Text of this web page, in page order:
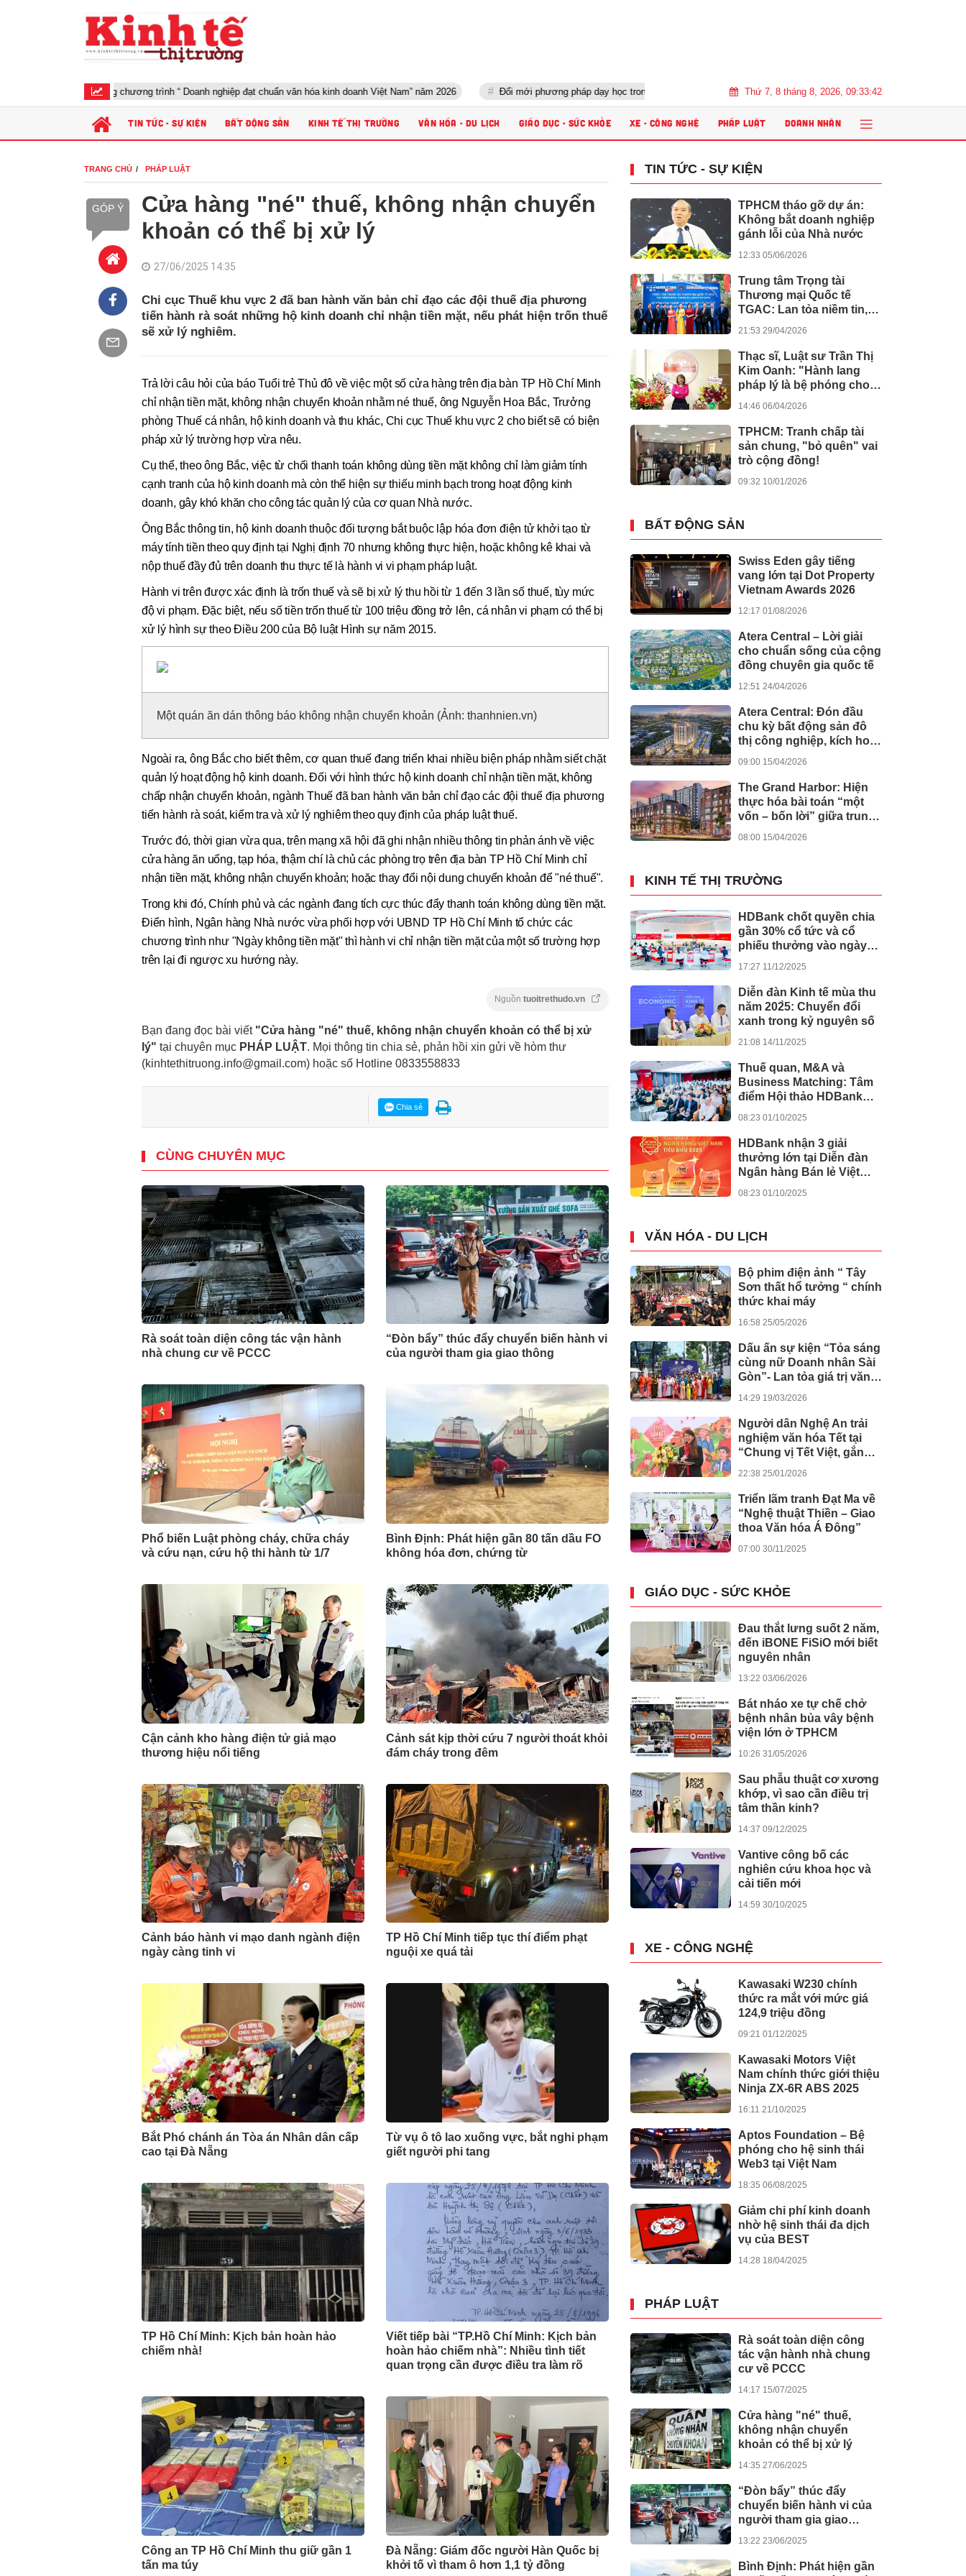
Khởi động chương trình “ Doanh nghiệp đạt chuẩn văn hóa kinh doanh Việt Nam” năm 2026 Đổi mới phương pháp dạy học trong kỷ nguyên AI: Giáo viên cần chuẩn bị gì? Giải thưởng Dot Property
Thứ 7, 8 tháng 8, 2026, 09:33:44
TIN TỨC - SỰ KIỆN BẤT ĐỘNG SẢN KINH TẾ THỊ TRƯỜNG VĂN HÓA - DU LỊCH GIÁO DỤC - SỨC KHỎE XE - CÔNG NGHỆ PHÁP LUẬT DOANH NHÂN
TRANG CHỦ PHÁP LUẬT
GÓP Ý
Cửa hàng "né" thuế, không nhận chuyển
khoản có thể bị xử lý
27/06/2025 14:35
Chi cục Thuế khu vực 2 đã ban hành văn bản chỉ đạo các đội thuế địa phương
tiến hành rà soát những hộ kinh doanh chỉ nhận tiền mặt, nếu phát hiện trốn thuế
sẽ xử lý nghiêm.
Trả lời câu hỏi của báo Tuổi trẻ Thủ đô về việc một số cửa hàng trên địa bàn TP Hồ Chí Minh
chỉ nhận tiền mặt, không nhận chuyển khoản nhằm né thuế, ông Nguyễn Hoa Bắc, Trưởng
phòng Thuế cá nhân, hộ kinh doanh và thu khác, Chi cục Thuế khu vực 2 cho biết sẽ có biện
pháp xử lý trường hợp vừa nêu.
Cụ thể, theo ông Bắc, việc từ chối thanh toán không dùng tiền mặt không chỉ làm giảm tính
cạnh tranh của hộ kinh doanh mà còn thể hiện sự thiếu minh bạch trong hoạt động kinh
doanh, gây khó khăn cho công tác quản lý của cơ quan Nhà nước.
Ông Bắc thông tin, hộ kinh doanh thuộc đối tượng bắt buộc lập hóa đơn điện tử khởi tạo từ
máy tính tiền theo quy định tại Nghị định 70 nhưng không thực hiện, hoặc không kê khai và
nộp thuế đầy đủ trên doanh thu thực tế là hành vi vi phạm pháp luật.
Hành vi trên được xác định là trốn thuế và sẽ bị xử lý thu hồi từ 1 đến 3 lần số thuế, tùy mức
độ vi phạm. Đặc biệt, nếu số tiền trốn thuế từ 100 triệu đồng trở lên, cá nhân vi phạm có thể bị
xử lý hình sự theo Điều 200 của Bộ luật Hình sự năm 2015.
Một quán ăn dán thông báo không nhận chuyển khoản (Ảnh: thanhnien.vn)
Ngoài ra, ông Bắc cho biết thêm, cơ quan thuế đang triển khai nhiều biện pháp nhằm siết chặt
quản lý hoạt động hộ kinh doanh. Đối với hình thức hộ kinh doanh chỉ nhận tiền mặt, không
chấp nhận chuyển khoản, ngành Thuế đã ban hành văn bản chỉ đạo các đội thuế địa phương
tiến hành rà soát, kiểm tra và xử lý nghiêm theo quy định của pháp luật thuế.
Trước đó, thời gian vừa qua, trên mạng xã hội đã ghi nhận nhiều thông tin phản ánh về việc
cửa hàng ăn uống, tạp hóa, thậm chí là chủ các phòng trọ trên địa bàn TP Hồ Chí Minh chỉ
nhận tiền mặt, không nhận chuyển khoản; hoặc thay đổi nội dung chuyển khoản để "né thuế".
Trong khi đó, Chính phủ và các ngành đang tích cực thúc đẩy thanh toán không dùng tiền mặt.
Điển hình, Ngân hàng Nhà nước vừa phối hợp với UBND TP Hồ Chí Minh tổ chức các
chương trình như "Ngày không tiền mặt" thì hành vi chỉ nhận tiền mặt của một số trường hợp
trên lại đi ngược xu hướng này.
Nguồn tuoitrethudo.vn
Bạn đang đọc bài viết "Cửa hàng "né" thuế, không nhận chuyển khoản có thể bị xử
lý" tại chuyên mục PHÁP LUẬT. Mọi thông tin chia sẻ, phản hồi xin gửi về hòm thư
(kinhtethitruong.info@gmail.com) hoặc số Hotline 0833558833
Chia sẻ
CÙNG CHUYÊN MỤC
Rà soát toàn diện công tác vận hành
nhà chung cư về PCCC
“Đòn bẩy” thúc đẩy chuyển biến hành vi
của người tham gia giao thông
Phổ biến Luật phòng cháy, chữa cháy
và cứu nạn, cứu hộ thi hành từ 1/7
Bình Định: Phát hiện gần 80 tấn dầu FO
không hóa đơn, chứng từ
Cận cảnh kho hàng điện tử giả mạo
thương hiệu nổi tiếng
Cảnh sát kịp thời cứu 7 người thoát khỏi
đám cháy trong đêm
Cảnh báo hành vi mạo danh ngành điện
ngày càng tinh vi
TP Hồ Chí Minh tiếp tục thí điểm phạt
nguội xe quá tải
Bắt Phó chánh án Tòa án Nhân dân cấp
cao tại Đà Nẵng
Từ vụ ô tô lao xuống vực, bắt nghi phạm
giết người phi tang
TP Hồ Chí Minh: Kịch bản hoàn hảo
chiếm nhà!
Viết tiếp bài “TP.Hồ Chí Minh: Kịch bản
hoàn hảo chiếm nhà”: Nhiều tình tiết
quan trọng cần được điều tra làm rõ
Công an TP Hồ Chí Minh thu giữ gần 1
tấn ma túy
Đà Nẵng: Giám đốc người Hàn Quốc bị
khởi tố vì tham ô hơn 1,1 tỷ đồng
TIN TỨC - SỰ KIỆN
TPHCM tháo gỡ dự án:
Không bắt doanh nghiệp
gánh lỗi của Nhà nước
12:33 05/06/2026
Trung tâm Trọng tài
Thương mại Quốc tế
TGAC: Lan tỏa niềm tin,
21:53 29/04/2026
Thạc sĩ, Luật sư Trần Thị
Kim Oanh: "Hành lang
pháp lý là bệ phóng cho
14:46 06/04/2026
TPHCM: Tranh chấp tài
sản chung, "bỏ quên" vai
trò cộng đồng!
09:32 10/01/2026
BẤT ĐỘNG SẢN
Swiss Eden gây tiếng
vang lớn tại Dot Property
Vietnam Awards 2026
12:17 01/08/2026
Atera Central – Lời giải
cho chuẩn sống của cộng
đồng chuyên gia quốc tế
12:51 24/04/2026
Atera Central: Đón đầu
chu kỳ bất động sản đô
thị công nghiệp, kích hoạt
09:00 15/04/2026
The Grand Harbor: Hiện
thực hóa bài toán “một
vốn – bốn lời” giữa trung
08:00 15/04/2026
KINH TẾ THỊ TRƯỜNG
HDBank chốt quyền chia
gần 30% cổ tức và cổ
phiếu thưởng vào ngày
lớn
17:27 11/12/2025
Diễn đàn Kinh tế mùa thu
năm 202̀5: Chuyển đổi
xanh trong kỷ nguyên số
21:08 14/11/2025
Thuế quan, M&A và
Business Matching: Tâm
điểm Hội thảo HDBank
08:23 01/10/2025
HDBank nhận 3 giải
thưởng lớn tại Diễn đàn
Ngân hàng Bán lẻ Việt
08:23 01/10/2025
VĂN HÓA - DU LỊCH
Bộ phim điện ảnh “ Tây
Sơn thất hổ tưởng “ chính
thức khai máy
16:58 25/05/2026
Dấu ấn sự kiện “Tỏa sáng
cùng nữ Doanh nhân Sài
Gòn”- Lan tỏa giá trị văn
Chính phủ
14:29 19/03/2026
Người dân Nghệ An trải
nghiệm văn hóa Tết tại
“Chung vị Tết Việt, gắn
22:38 25/01/2026
Triển lãm tranh Đạt Ma về
“Nghệ thuật Thiền – Giao
thoa Văn hóa Á Đông”
07:00 30/11/2025
GIÁO DỤC - SỨC KHỎE
Đau thắt lưng suốt 2 năm,
đến iBONE FiSiO mới biết
nguyên nhân
13:22 03/06/2026
Bát nháo xe tự chế chở
bệnh nhân bủa vây bệnh
viện lớn ở TPHCM
10:26 31/05/2026
Sau phẫu thuật cơ xương
khớp, vì sao cần điều trị
tâm thần kinh?
14:37 09/12/2025
Vantive công bố các
nghiên cứu khoa học và
cải tiến mới
14:59 30/10/2025
XE - CÔNG NGHỆ
Kawasaki W230 chính
thức ra mắt với mức giá
124,9 triệu đồng
09:21 01/12/2025
Kawasaki Motors Việt
Nam chính thức giới thiệu
Ninja ZX-6R ABS 2025
16:11 21/10/2025
Aptos Foundation – Bệ
phóng cho hệ sinh thái
Web3 tại Việt Nam
18:35 06/08/2025
Giảm chi phí kinh doanh
nhờ hệ sinh thái đa dịch
vụ của BEST
14:28 18/04/2025
PHÁP LUẬT
Rà soát toàn diện công
tác vận hành nhà chung
cư về PCCC
14:17 15/07/2025
Cửa hàng "né" thuế,
không nhận chuyển
khoản có thể bị xử lý
14:35 27/06/2025
“Đòn bẩy” thúc đẩy
chuyển biến hành vi của
người tham gia giao
13:22 23/06/2025
Bình Định: Phát hiện gần